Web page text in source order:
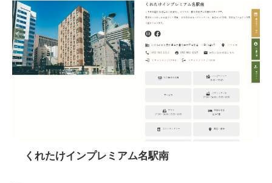
くれたけインプレミアム名駅南